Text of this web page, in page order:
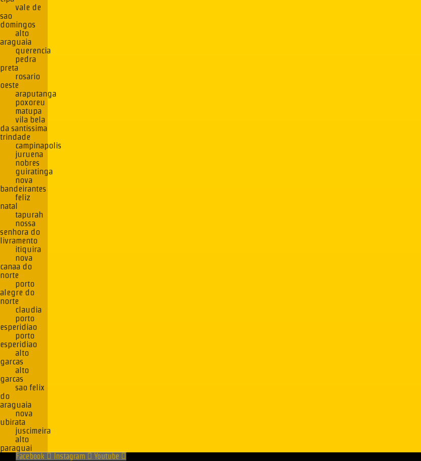
vale de
sao
domingos
alto
araguaia
querencia
pedra
preta
rosario
oeste
araputanga
poxoreu
matupa
vila bela
da santissima
trindade
campinapolis
juruena
nobres
guiratinga
nova
bandeirantes
feliz
natal
tapurah
nossa
senhora do
livramento
itiquira
nova
canaa do
norte
porto
alegre do
norte
claudia
porto
esperidiao
porto
esperidiao
alto
garcas
alto
garcas
sao felix
do
araguaia
nova
ubirata
juscimeira
alto
paraguai
Facebook Instagram Youtube